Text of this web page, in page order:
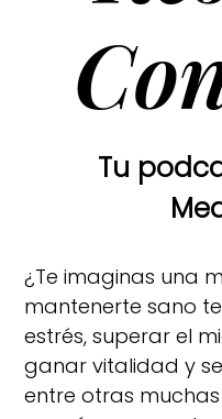
Tu
¿Te imaginas una
mantenerte sano
estrés, superar el
ganar vitalidad y
entre otras